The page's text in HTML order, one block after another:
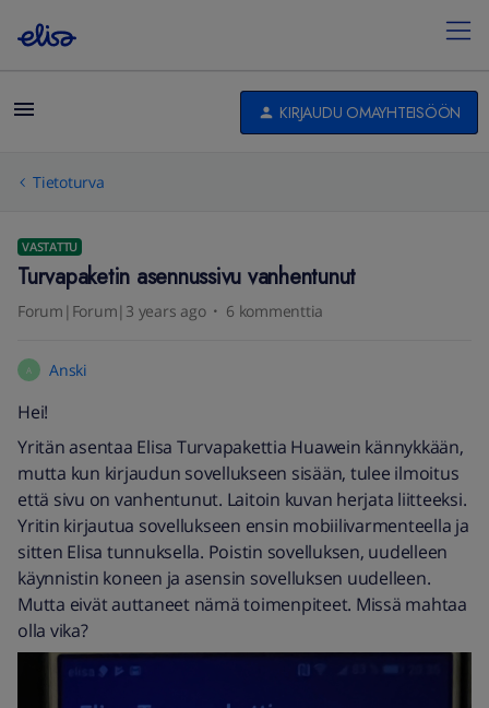
KIRJAUDU OMAYHTEISÖÖN
Tietoturva
VASTATTU
Turvapaketin asennussivu vanhentunut
Forum|Forum|3 years ago 6 kommenttia
A Anski
Hei!
Yritän asentaa Elisa Turvapakettia Huawein kännykkään,
mutta kun kirjaudun sovellukseen sisään, tulee ilmoitus
että sivu on vanhentunut. Laitoin kuvan herjata liitteeksi.
Yritin kirjautua sovellukseen ensin mobiilivarmenteella ja
sitten Elisa tunnuksella. Poistin sovelluksen, uudelleen
käynnistin koneen ja asensin sovelluksen uudelleen.
Mutta eivät auttaneet nämä toimenpiteet. Missä mahtaa
olla vika?